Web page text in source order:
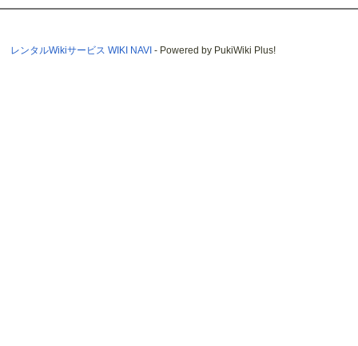
レンタルWikiサービス WIKI NAVI - Powered by PukiWiki Plus!